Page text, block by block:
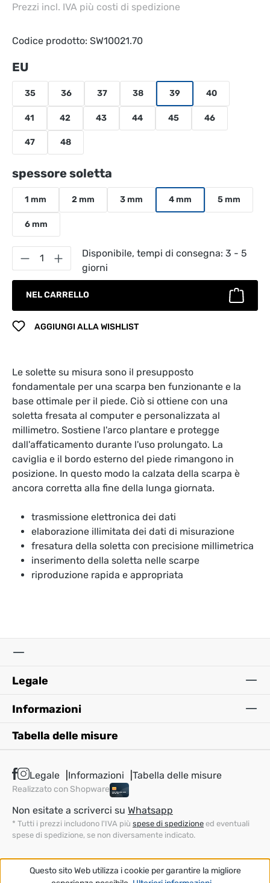
Prezzi incl. IVA più costi di spedizione
Codice prodotto: SW10021.70
Seleziona
EU
35 36 37 38 39 40
41 42 43 44 45 46
47 48
Seleziona
spessore soletta
1 mm 2 mm 3 mm 4 mm 5 mm
6 mm
Quantità del prodotto: inserisci la
Disponibile, tempi di consegna: 3 - 5
giorni
NEL CARRELLO
AGGIUNGI ALLA WISHLIST
Le solette su misura sono il presupposto
fondamentale per una scarpa ben funzionante e la
base ottimale per il piede. Ciò si ottiene con una
soletta fresata al computer e personalizzata al
millimetro. Sostiene l'arco plantare e protegge
dall'affaticamento durante l'uso prolungato. La
caviglia e il bordo esterno del piede rimangono in
posizione. In questo modo la calzata della scarpa è
ancora corretta alla fine della lunga giornata.
trasmissione elettronica dei dati
elaborazione illimitata dei dati di misurazione
fresatura della soletta con precisione millimetrica
inserimento della soletta nelle scarpe
riproduzione rapida e appropriata
Legale
Informazioni
Tabella delle misure
Legale Informazioni Tabella delle misure
Realizzato con Shopware
Non esitate a scriverci su Whatsapp
* Tutti i prezzi includono l'IVA più spese di spedizione ed eventuali
spese di spedizione, se non diversamente indicato.
Questo sito Web utilizza i cookie per garantire la migliore